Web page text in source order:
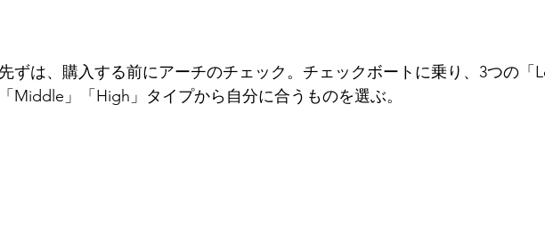
先ずは、購入する前にアーチのチェック。チェックボートに乗り、3つの「
「Middle」「High」タイプから自分に合うものを選ぶ。